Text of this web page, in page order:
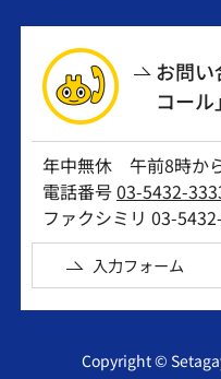
お問
コール」
年中無休 午前8時か
電話番号03-5432-
ファクシミリ 03-
入力フォーム
Copyright ©